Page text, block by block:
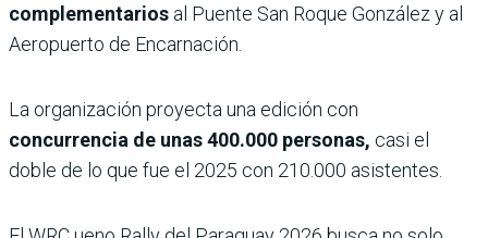
complementarios al Puente San Roque González y al
Aeropuerto de Encarnación.
La organización proyecta una edición con
concurrencia de unas 400.000 personas, casi el
doble de lo que fue el 2025 con 210.000 asistentes.